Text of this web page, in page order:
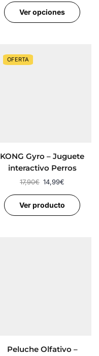
Ver opciones
OFERTA
KONG Gyro – Juguete
interactivo Perros
17,90€ 14,99€
Ver producto
Peluche Olfativo –